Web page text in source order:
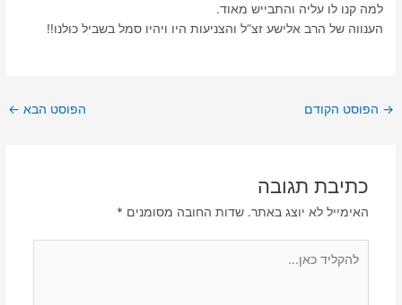
למה קנו לו עליה והתבייש מאוד.
הענווה של הרב אלישע זצ”ל והצניעות היו ויהיו סמל בשביל כולנו!!
→ הפוסט הקודם הפוסט הבא ←
כתיבת תגובה
האימייל לא יוצג באתר. שדות החובה מסומנים *
כאן...